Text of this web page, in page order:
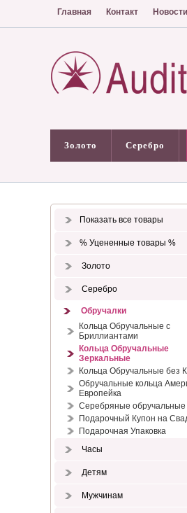
Главная Контакт Новости
Золото Серебро
Показать все товары
% Уцененные товары %
Золото
Серебро
Обручалки
Кольца Обручальные с
Бриллиантами
Кольца Обручальные
Зеркальные
Кольца Обручальные без
Обручальные кольца
Европейка
Серебряные обручальные
Подарочный Купон на
Подарочная Упаковка
Часы
Детям
Мужчинам